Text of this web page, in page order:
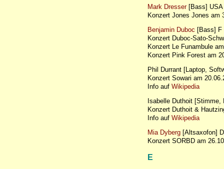
Mark Dresser[Bass] USA
Konzert Jones Jones am
Benjamin Duboc [Bass] F
Konzert Duboc-Sato-
Konzert Le Funambule
Konzert Pink Forest am
Phil Durrant [Laptop,
Konzert Sowari am
Info auf Wikipedia
Isabelle Duthoit [Stimme,
Konzert Duthoit &
Info auf Wikipedia
Mia Dyberg [Altsaxofon]
Konzert SORBD am
E